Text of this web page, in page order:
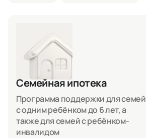
Семейная ипотека
Программа поддержки для семей
с одним ребёнком до 6 лет, а
также для семей с ребёнком-
инвалидом